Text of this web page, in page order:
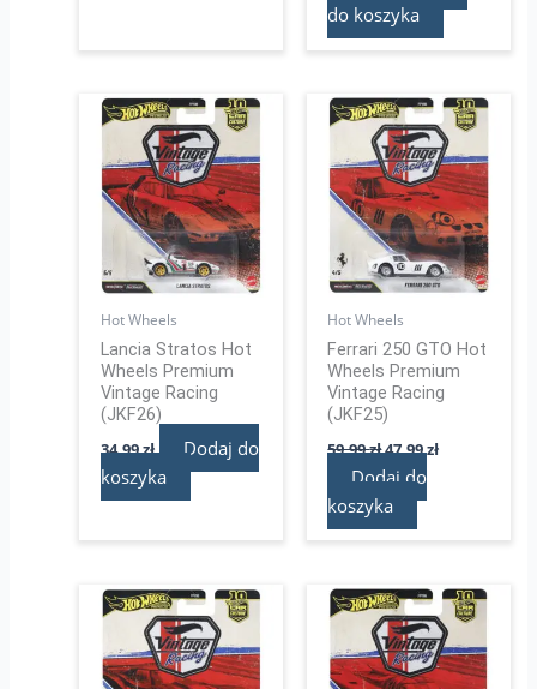
do koszyka
Hot Wheels
Lancia Stratos Hot
Wheels Premium
Vintage Racing
(JKF26)
34,99zł
Dodaj do
koszyka
Hot Wheels
Ferrari 250 GTO Hot
Wheels Premium
Vintage Racing
(JKF25)
59,99zł
Pierwotna
cena
wynosiła:
59,99 zł.
47,99zł
Aktualna
cena
wynosi:
47,99 zł.
Dodaj do
koszyka